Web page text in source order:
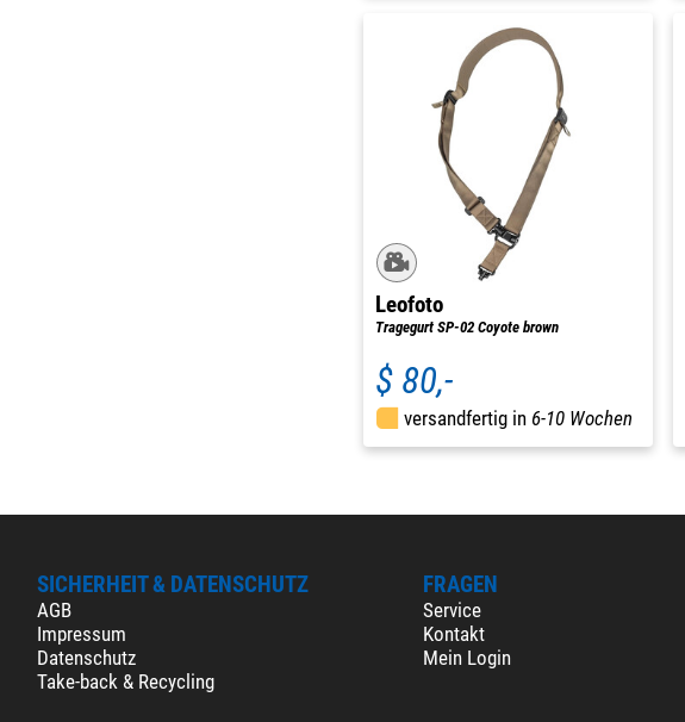
Leofoto
Tragegurt SP-02 Coyote brown
$ 80,-
versandfertig in 6-10 Wochen
SICHERHEIT & DATENSCHUTZ
AGB
Impressum
Datenschutz
Take-back & Recycling
FRAGEN
Service
Kontakt
Mein Login